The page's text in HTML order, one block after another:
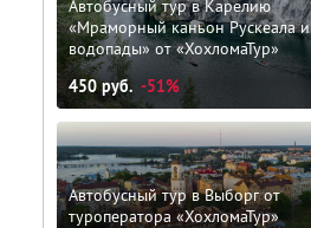
Автобусный тур в Карелию
«Мраморный каньон Рускеала и
водопады» от «ХохломаТур»
450руб. -51%
Автобусный тур в Выборг от
туроператора «ХохломаТур»